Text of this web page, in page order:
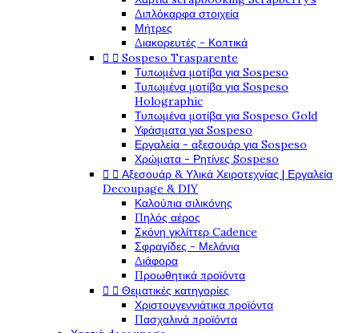
Διπλόκαρφα στοιχεία
Μήτρες
Διακορευτές - Κοπτικά
  Sospeso Trasparente
Τυπωμένα μοτίβα για Sospeso
Τυπωμένα μοτίβα για Sospeso
Holographic
Τυπωμένα μοτίβα για Sospeso Gold
Υφάσματα για Sospeso
Εργαλεία - αξεσουάρ για Sospeso
Χρώματα - Ρητίνες Sospeso
  Αξεσουάρ & Υλικά Χειροτεχνίας | Εργαλεία
Decoupage & DIY
Καλούπια σιλικόνης
Πηλός αέρος
Σκόνη γκλίττερ Cadence
Σφραγίδες - Μελάνια
Διάφορα
Προωθητικά προϊόντα
  Θεματικές κατηγορίες
Χριστουγεννιάτικα προϊόντα
Πασχαλινά προϊόντα